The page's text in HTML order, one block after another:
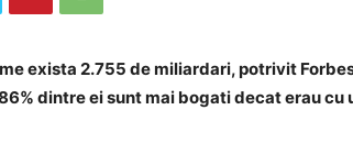
exista 2.755 de miliardari, potrivit
dintre ei sunt mai bogati decat erau cu